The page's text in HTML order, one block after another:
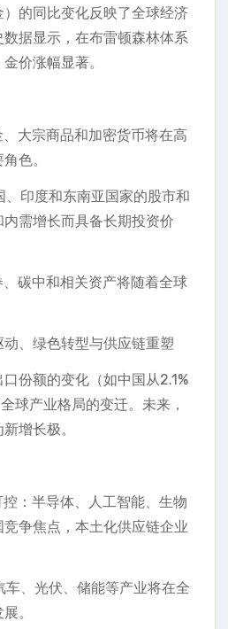
的同比变化反映了全球经济
据显示，在布雷顿森林体系
价涨幅显著。
大宗商品和加密货币将在高
色。
、印度和东南亚国家的股市和
需增长而具备长期投资价
碳中和相关资产将随着全球
、绿色转型与供应链重塑
份额的变化（如中国从2.1%
球产业格局的变迁。未来，
增长极。
：半导体、人工智能、生物
争焦点，本土化供应链企业
车、光伏、储能等产业将在全
。